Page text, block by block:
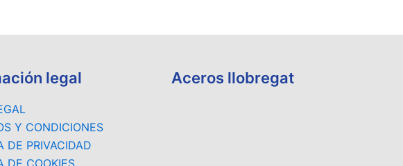
legal
Y CONDICIONES
DE PRIVACIDAD
DE COOKIES
Aceros llobregat